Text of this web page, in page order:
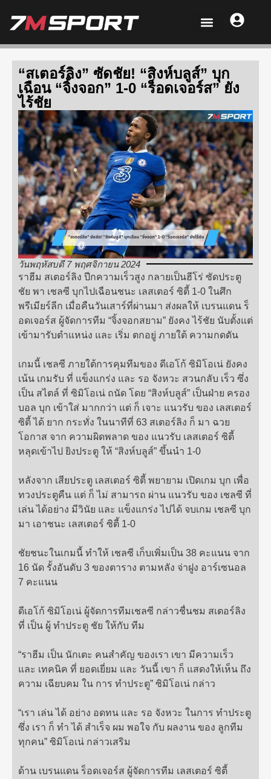
“สเตอร์ลิง” ซัดชัย! “สิงห์บลูส์” บุก
เฉือน “จิ้งจอก” 1-0 “ร็อดเจอร์ส” ยัง
ไร้ชัย
วันพฤหัสบดี 7 พฤศจิกายน 2024
ราฮีม สเตอร์ลิง ปีกความเร็วสูง กลายเป็นฮีโร่ ซัดประตู
ชัย พา เชลซี บุกไปเฉือนชนะ เลสเตอร์ ซิตี้ 1-0 ในศึก
พรีเมียร์ลีก เมื่อคืนวันเสาร์ที่ผ่านมา ส่งผลให้ เบรนแดน ร็
อดเจอร์ส ผู้จัดการทีม “จิ้งจอกสยาม” ยังคง ไร้ชัย นับตั้งแต่
เข้ามารับตำแหน่ง และ เริ่ม ตกอยู่ ภายใต้ ความกดดัน
เกมนี้ เชลซี ภายใต้การคุมทีมของ ดีเอโก้ ซิมิโอเน่ ยังคง
เน้น เกมรับ ที่ แข็งแกร่ง และ รอ จังหวะ สวนกลับ เร็ว ซึ่ง
เป็น สไตล์ ที่ ซิมิโอเน่ ถนัด โดย “สิงห์บลูส์” เป็นฝ่าย ครอง
บอล บุก เข้าใส่ มากกว่า แต่ ก็ เจาะ แนวรับ ของ เลสเตอร์
ซิตี้ ได้ ยาก กระทั่ง ในนาทีที่ 63 สเตอร์ลิง ก็ มา ฉวย
โอกาส จาก ความผิดพลาด ของ แนวรับ เลสเตอร์ ซิตี้
หลุดเข้าไป ยิงประตู ให้ “สิงห์บลูส์” ขึ้นนำ 1-0
หลังจาก เสียประตู เลสเตอร์ ซิตี้ พยายาม เปิดเกม บุก เพื่อ
ทวงประตูคืน แต่ ก็ ไม่ สามารถ ผ่าน แนวรับ ของ เชลซี ที่
เล่น ได้อย่าง มีวินัย และ แข็งแกร่ง ไปได้ จบเกม เชลซี บุก
มา เอาชนะ เลสเตอร์ ซิตี้ 1-0
ชัยชนะในเกมนี้ ทำให้ เชลซี เก็บเพิ่มเป็น 38 คะแนน จาก
16 นัด รั้งอันดับ 3 ของตาราง ตามหลัง จ่าฝูง อาร์เซนอล
7 คะแนน
ดีเอโก้ ซิมิโอเน่ ผู้จัดการทีมเชลซี กล่าวชื่นชม สเตอร์ลิง
ที่ เป็น ผู้ ทำประตู ชัย ให้กับ ทีม
“ราฮีม เป็น นักเตะ คนสำคัญ ของเรา เขา มีความเร็ว
และ เทคนิค ที่ ยอดเยี่ยม และ วันนี้ เขา ก็ แสดงให้เห็น ถึง
ความ เฉียบคม ใน การ ทำประตู” ซิมิโอเน่ กล่าว
“เรา เล่น ได้ อย่าง อดทน และ รอ จังหวะ ในการ ทำประตู
ซึ่ง เรา ก็ ทำ ได้ สำเร็จ ผม พอใจ กับ ผลงาน ของ ลูกทีม
ทุกคน” ซิมิโอเน่ กล่าวเสริม
ด้าน เบรนแดน ร็อดเจอร์ส ผู้จัดการทีม เลสเตอร์ ซิตี้